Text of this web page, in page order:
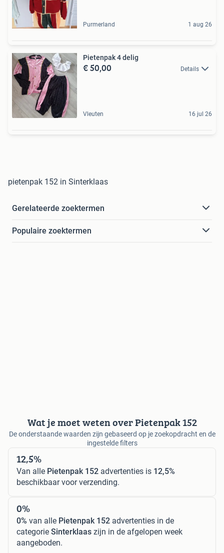
Purmerland 1 aug 26
Pietenpak 4 delig
€ 50,00 Details
Vleuten 16 jul 26
pietenpak 152 in Sinterklaas
Gerelateerde zoektermen
Populaire zoektermen
Wat je moet weten over Pietenpak 152
De onderstaande waarden zijn gebaseerd op je zoekopdracht en de
ingestelde filters
12,5%
Van alle Pietenpak 152 advertenties is 12,5%
beschikbaar voor verzending.
0%
0% van alle Pietenpak 152 advertenties in de
categorie Sinterklaas zijn in de afgelopen week
aangeboden.